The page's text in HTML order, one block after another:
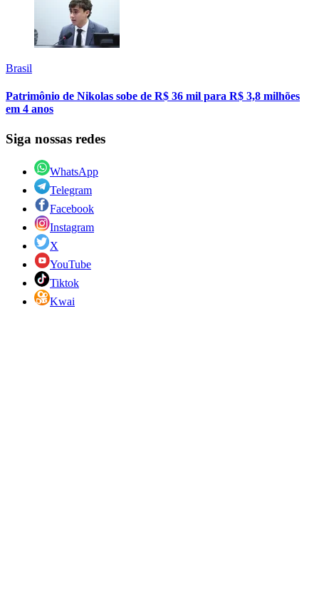
Brasil
Patrimônio de Nikolas sobe de R$ 36 mil para R$ 3,8 milhões
em 4 anos
Siga nossas redes
WhatsApp
Telegram
Facebook
Instagram
X
YouTube
Tiktok
Kwai